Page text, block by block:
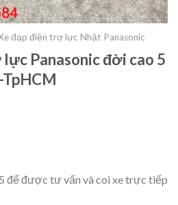
đạp điện trợ lực Nhật Panasonic
Panasonic đời cao 5
để được tư vấn và coi xe trực tiếp